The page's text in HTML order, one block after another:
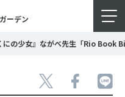
ーデン
にの少女』ながべ先生「Rio Book